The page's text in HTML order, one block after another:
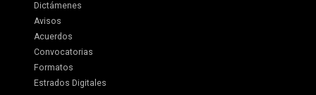
Dictámenes
Avisos
Acuerdos
Convocatorias
Formatos
Estrados Digitales